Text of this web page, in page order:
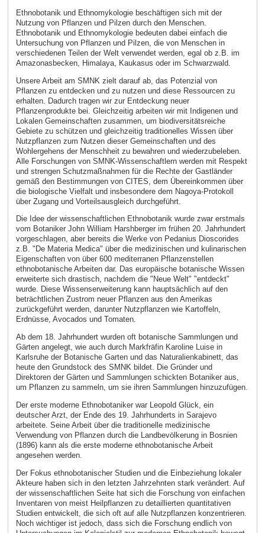
Ethnobotanik und Ethnomykologie beschäftigen sich mit der
Nutzung von Pflanzen und Pilzen durch den Menschen.
Ethnobotanik und Ethnomykologie bedeuten dabei einfach die
Untersuchung von Pflanzen und Pilzen, die von Menschen in
verschiedenen Teilen der Welt verwendet werden, egal ob z.B. im
Amazonasbecken, Himalaya, Kaukasus oder im Schwarzwald.
Unsere Arbeit am SMNK zielt darauf ab, das Potenzial von
Pflanzen zu entdecken und zu nutzen und diese Ressourcen zu
erhalten. Dadurch tragen wir zur Entdeckung neuer
Pflanzenprodukte bei. Gleichzeitig arbeiten wir mit Indigenen und
Lokalen Gemeinschaften zusammen, um biodiversitätsreiche
Gebiete zu schützen und gleichzeitig traditionelles Wissen über
Nutzpflanzen zum Nutzen dieser Gemeinschaften und des
Wohlergehens der Menschheit zu bewahren und wiederzubeleben.
Alle Forschungen von SMNK-Wissenschaftlern werden mit Respekt
und strengen Schutzmaßnahmen für die Rechte der Gastländer
gemäß den Bestimmungen von CITES, dem Übereinkommen über
die biologische Vielfalt und insbesondere dem Nagoya-Protokoll
über Zugang und Vorteilsausgleich durchgeführt.
Die Idee der wissenschaftlichen Ethnobotanik wurde zwar erstmals
vom Botaniker John William Harshberger im frühen 20. Jahrhundert
vorgeschlagen, aber bereits die Werke von Pedanius Dioscorides
z.B. "De Materia Medica" über die medizinischen und kulinarischen
Eigenschaften von über 600 mediterranen Pflanzenstellen
ethnobotanische Arbeiten dar. Das europäische botanische Wissen
erweiterte sich drastisch, nachdem die "Neue Welt" "entdeckt"
wurde. Diese Wissenserweiterung kann hauptsächlich auf den
beträchtlichen Zustrom neuer Pflanzen aus den Amerikas
zurückgeführt werden, darunter Nutzpflanzen wie Kartoffeln,
Erdnüsse, Avocados und Tomaten.
Ab dem 18. Jahrhundert wurden oft botanische Sammlungen und
Gärten angelegt, wie auch durch Markfräfin Karoline Luise in
Karlsruhe der Botanische Garten und das Naturalienkabinett, das
heute den Grundstock des SMNK bildet. Die Gründer und
Direktoren der Gärten und Sammlungen schickten Botaniker aus,
um Pflanzen zu sammeln, um sie ihren Sammlungen hinzuzufügen.
Der erste moderne Ethnobotaniker war Leopold Glück, ein
deutscher Arzt, der Ende des 19. Jahrhunderts in Sarajevo
arbeitete. Seine Arbeit über die traditionelle medizinische
Verwendung von Pflanzen durch die Landbevölkerung in Bosnien
(1896) kann als die erste moderne ethnobotanische Arbeit
angesehen werden.
Der Fokus ethnobotanischer Studien und die Einbeziehung lokaler
Akteure haben sich in den letzten Jahrzehnten stark verändert. Auf
der wissenschaftlichen Seite hat sich die Forschung von einfachen
Inventaren von meist Heilpflanzen zu detaillierten quantitativen
Studien entwickelt, die sich oft auf alle Nutzpflanzen konzentrieren.
Noch wichtiger ist jedoch, dass sich die Forschung endlich von